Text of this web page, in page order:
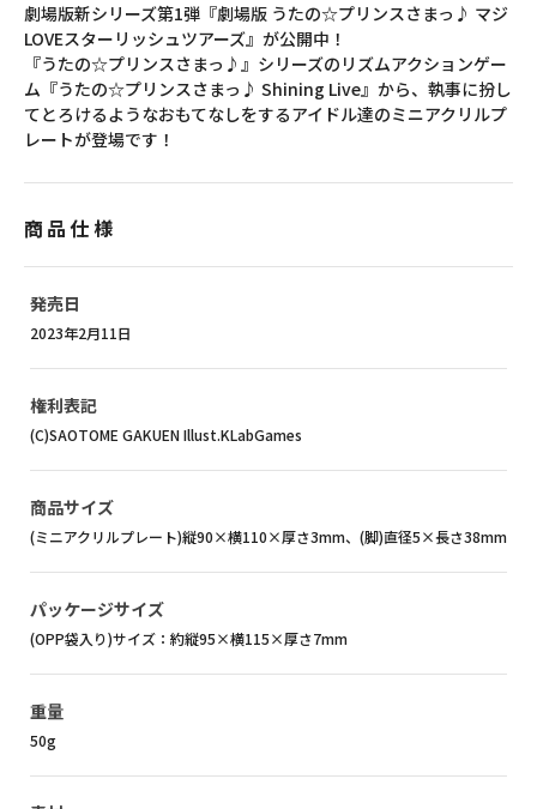
劇場版新シリーズ第1弾『劇場版 うたの☆プリンスさまっ♪ マジ
LOVEスターリッシュツアーズ』が公開中！
『うたの☆プリンスさまっ♪』シリーズのリズムアクションゲー
ム『うたの☆プリンスさまっ♪ Shining Live』から、執事に扮し
てとろけるようなおもてなしをするアイドル達のミニアクリルプ
レートが登場です！
商品仕様
発売日
2023年2月11日
権利表記
(C)SAOTOME GAKUEN Illust.KLabGames
商品サイズ
(ミニアクリルプレート)縦90×横110×厚さ3mm、(脚)直径5×長さ38mm
パッケージサイズ
(OPP袋入り)サイズ：約縦95×横115×厚さ7mm
重量
50g